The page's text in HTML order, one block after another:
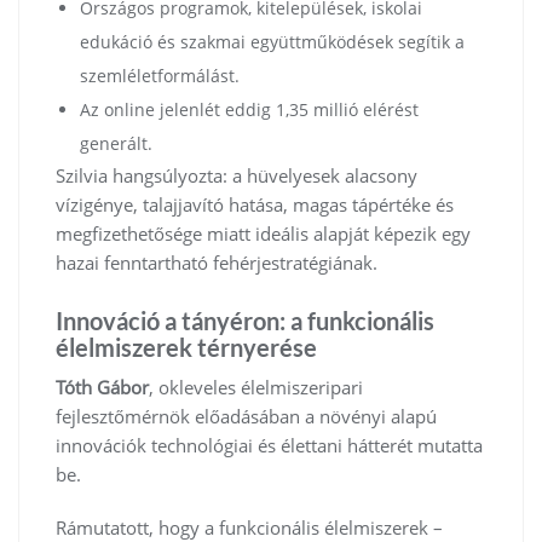
Országos programok, kitelepülések, iskolai
edukáció és szakmai együttműködések segítik a
szemléletformálást.
Az online jelenlét eddig 1,35 millió elérést
generált.
Szilvia hangsúlyozta: a hüvelyesek alacsony
vízigénye, talajjavító hatása, magas tápértéke és
megfizethetősége miatt ideális alapját képezik egy
hazai fenntartható fehérjestratégiának.
Innováció a tányéron: a funkcionális
élelmiszerek térnyerése
Tóth Gábor, okleveles élelmiszeripari
fejlesztőmérnök előadásában a növényi alapú
innovációk technológiai és élettani hátterét mutatta
be.
Rámutatott, hogy a funkcionális élelmiszerek –